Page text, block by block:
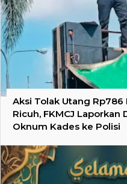
Aksi Tolak Utang
Ricuh, FKMCJ
Oknum Kades ke Polisi